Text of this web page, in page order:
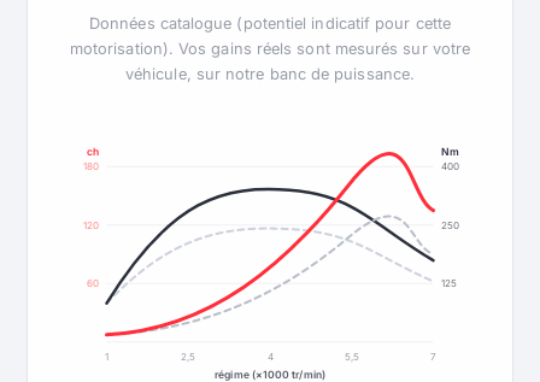
Données catalogue (potentiel indicatif pour cette
motorisation). Vos gains réels sont mesurés sur votre
véhicule, sur notre banc de puissance.
60
120
180
125
250
400
ch Nm
1 2,5 4 5,5
7
régime (×1000 tr/min)